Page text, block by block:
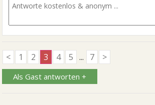
< 1 2 3 4 5 ... 7 >
Als Gast antworten +